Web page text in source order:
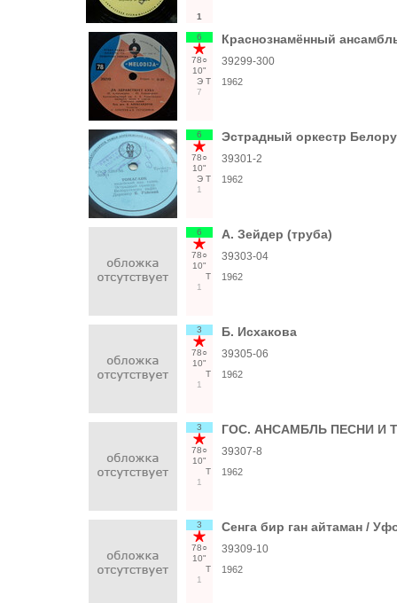
1
6
78○
10"
Э Т
7
Краснознамённый
39299-300
1962
6
78○
10"
Э Т
1
Эстрадный оркестр
39301-2
1962
6
78○
10"
Т
1
А. Зейдер (труба)
39303-04
1962
3
78○
10"
Т
1
Б. Исхакова
39305-06
1962
3
78○
10"
Т
1
ГОС. АНСАМБЛЬ ПЕСНИ И
39307-8
1962
3
78○
10"
Т
1
Сенга бир ган айтаман /
39309-10
1962